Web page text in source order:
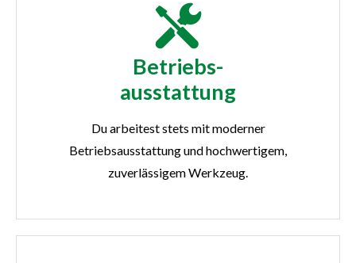
Betriebs-
ausstattung
Du arbeitest stets mit moderner
Betriebsausstattung und hochwertigem,
zuverlässigem Werkzeug.